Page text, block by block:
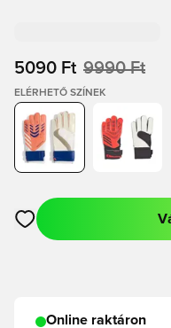
5090 Ft 9990 Ft
ELÉRHETŐ SZÍNEK
Megnyit egy modált a
Online raktáron